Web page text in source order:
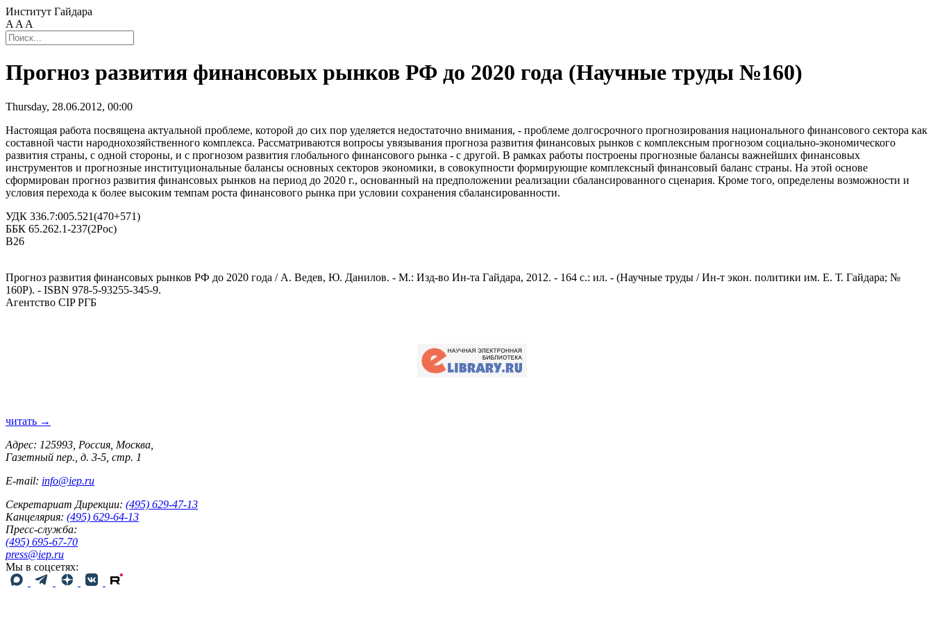
Институт Гайдара
A A A
Прогноз развития финансовых рынков РФ до 2020 года (Научные труды №160)
Thursday, 28.06.2012, 00:00
Настоящая работа посвящена актуальной проблеме, которой до сих пор уделяется недостаточно внимания, - проблеме долгосрочного прогнозирования национального финансового сектора как
составной части народнохозяйственного комплекса. Рассматриваются вопросы увязывания прогноза развития финансовых рынков с комплексным прогнозом социально-экономического
развития страны, с одной стороны, и с прогнозом развития глобального финансового рынка - с другой. В рамках работы построены прогнозные балансы важнейших финансовых
инструментов и прогнозные институциональные балансы основных секторов экономики, в совокупности формирующие комплексный финансовый баланс страны. На этой основе
сформирован прогноз развития финансовых рынков на период до 2020 г., основанный на предположении реализации сбалансированного сценария. Кроме того, определены возможности и
условия перехода к более высоким темпам роста финансового рынка при условии сохранения сбалансированности.
УДК 336.7:005.521(470+571)
ББК 65.262.1-237(2Рос)
В26
Прогноз развития финансовых рынков РФ до 2020 года / А. Ведев, Ю. Данилов. - М.: Изд-во Ин-та Гайдара, 2012. - 164 с.: ил. - (Научные труды / Ин-т экон. политики им. Е. Т. Гайдара; №
160Р). - ISBN 978-5-93255-345-9.
Агентство CIP РГБ
читать →
Адрес: 125993, Россия, Москва,
Газетный пер., д. 3-5, стр. 1
E-mail: info@iep.ru
Секретариат Дирекции: (495) 629-47-13
Канцелярия: (495) 629-64-13
Пресс-служба:
(495) 695-67-70
press@iep.ru
Мы в соцсетях: